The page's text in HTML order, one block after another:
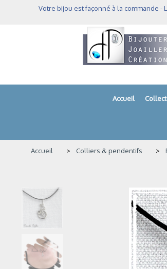
Votre bijou est façonné à la commande
Accueil
Accueil Colliers & pendentifs